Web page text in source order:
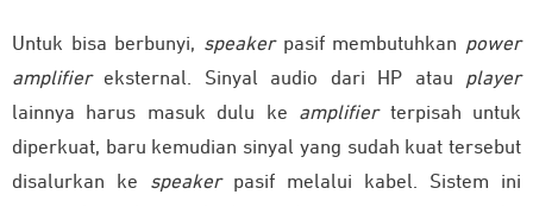
Untuk bisa berbunyi, speakerpasif membutuhkan power
amplifiereksternal. Sinyal audio dari HP atau player
lainnya harus masuk dulu ke amplifierterpisah untuk
diperkuat, baru kemudian sinyal yang sudah kuat tersebut
disalurkan ke speakerpasif melalui kabel. Sistem ini